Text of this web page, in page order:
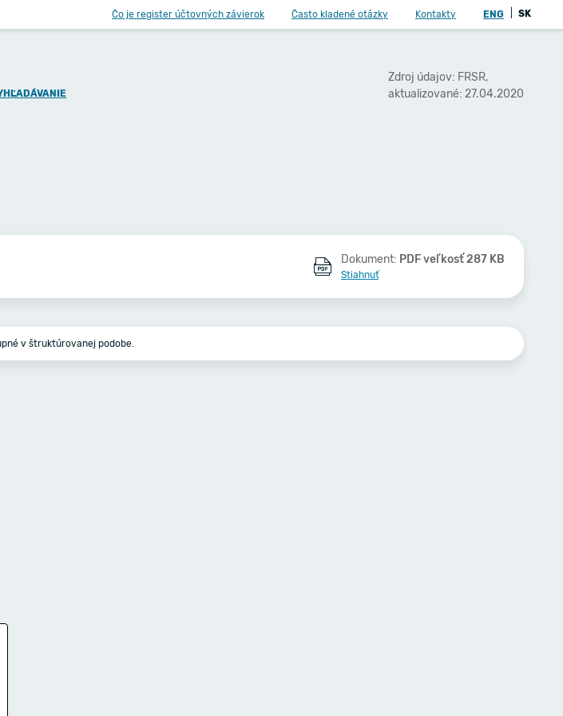
Čo je register účtovných závierok Často kladené otázky Kontakty ENG SK
Zdroj údajov: FRSR,
aktualizované: 27.04.2020
Dokument: PDF veľkosť 287 KB
Stiahnuť
v štruktúrovanej podobe.